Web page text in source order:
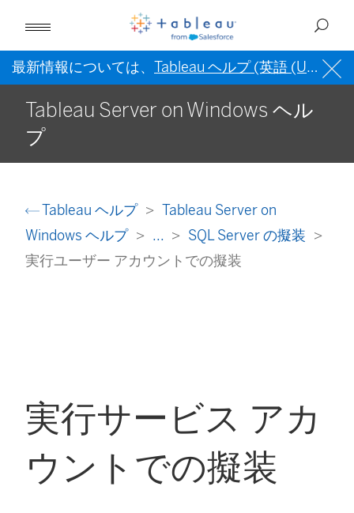
最新情報については、 Tableau ヘルプ (英語 (US)) を
Tableau Server on Windows ヘル
プ
Tableau ヘルプ
Tableau Server on
Windows ヘルプ
...
SQL Server の擬装
実行ユーザー アカウントでの擬装
実行サービス アカ
ウントでの擬装